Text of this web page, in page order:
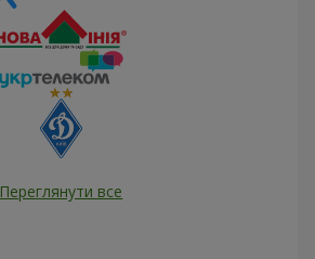
Переглянути все